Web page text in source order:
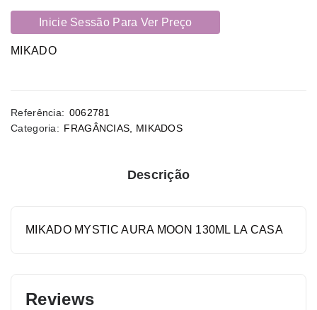
Inicie Sessão Para Ver Preço
MIKADO
Referência: 0062781
Categoria: FRAGÂNCIAS MIKADOS
Descrição
MIKADO MYSTIC AURA MOON 130ML LA CASA
Reviews